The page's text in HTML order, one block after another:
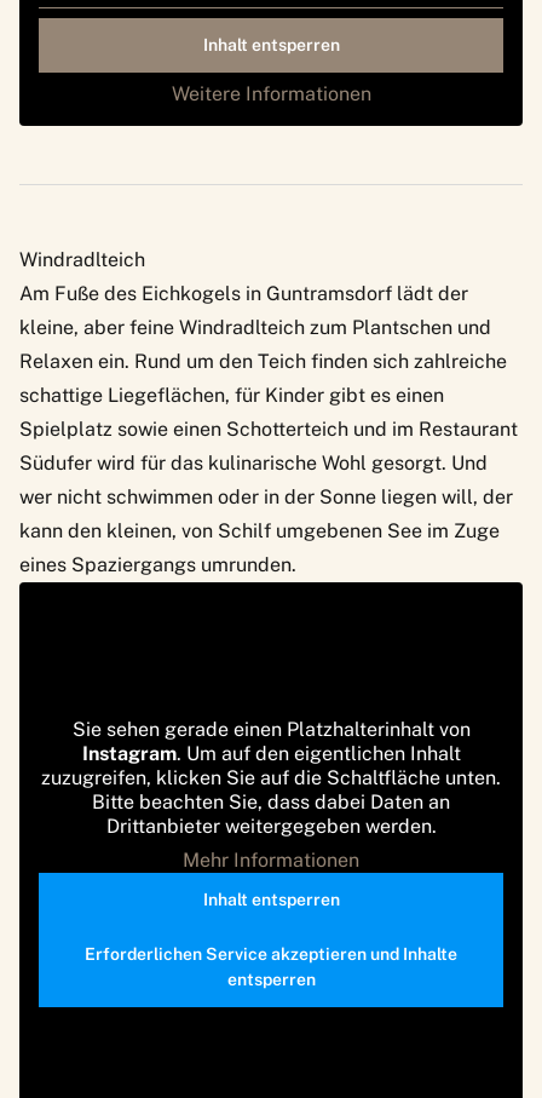
Inhalt entsperren
Weitere Informationen
Windradlteich
Am Fuße des Eichkogels in Guntramsdorf lädt der
kleine, aber feine Windradlteich zum Plantschen und
Relaxen ein. Rund um den Teich finden sich zahlreiche
schattige Liegeflächen, für Kinder gibt es einen
Spielplatz sowie einen Schotterteich und im Restaurant
Südufer wird für das kulinarische Wohl gesorgt. Und
wer nicht schwimmen oder in der Sonne liegen will, der
kann den kleinen, von Schilf umgebenen See im Zuge
eines Spaziergangs umrunden.
Sie sehen gerade einen Platzhalterinhalt von
Instagram. Um auf den eigentlichen Inhalt
zuzugreifen, klicken Sie auf die Schaltfläche unten.
Bitte beachten Sie, dass dabei Daten an
Drittanbieter weitergegeben werden.
Mehr Informationen
Inhalt entsperren
Erforderlichen Service akzeptieren und Inhalte
entsperren